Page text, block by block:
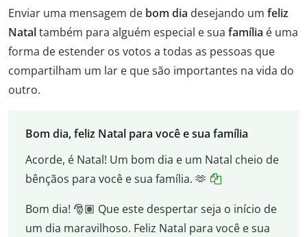
Enviar uma mensagem de bom dia desejando um feliz
Nataltambém para alguém especial e sua família é uma
forma de estender os votos a todas as pessoas que
compartilham um lar e que são importantes na vida do
outro.
Bom dia, feliz Natal para você e sua família
Acorde, é Natal! Um bom dia e um Natal cheio de
bênçãos para você e sua família. 🫶
Bom dia! 🎅🏽 Que este despertar seja o início de
um dia maravilhoso. Feliz Natal para você e sua